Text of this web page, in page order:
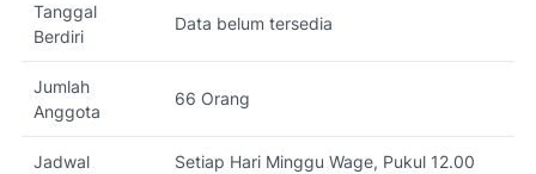
Tanggal
Berdiri
Data belum tersedia
Jumlah
Anggota
66 Orang
Jadwal
Setiap Hari Minggu Wage, Pukul 12.00